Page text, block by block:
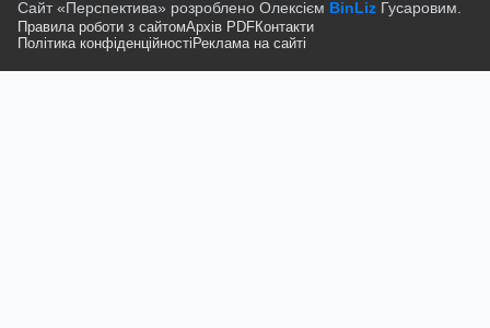
Сайт «Перспектива» розроблено Олексієм BinLiz Гусаровим.
Правила роботи з сайтомАрхів PDFКонтакти
Політика конфіденційності Реклама на сайті